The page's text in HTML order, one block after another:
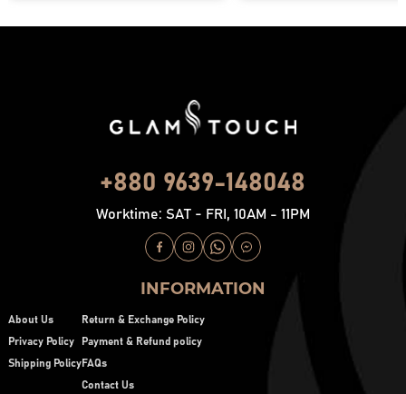
+880 9639-148048
Worktime: SAT - FRI, 10AM - 11PM
INFORMATION
About Us
Privacy Policy
Shipping Policy
Return & Exchange Policy
Payment & Refund policy
FAQs
Contact Us